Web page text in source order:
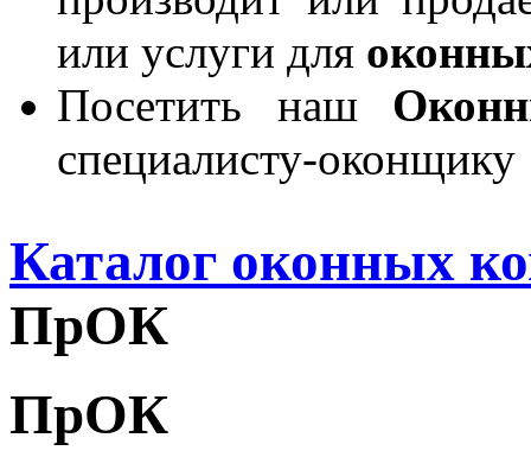
или услуги для
Посетить наш
специалисту-оконщику
Каталог оконных
ПрОК
ПрОК